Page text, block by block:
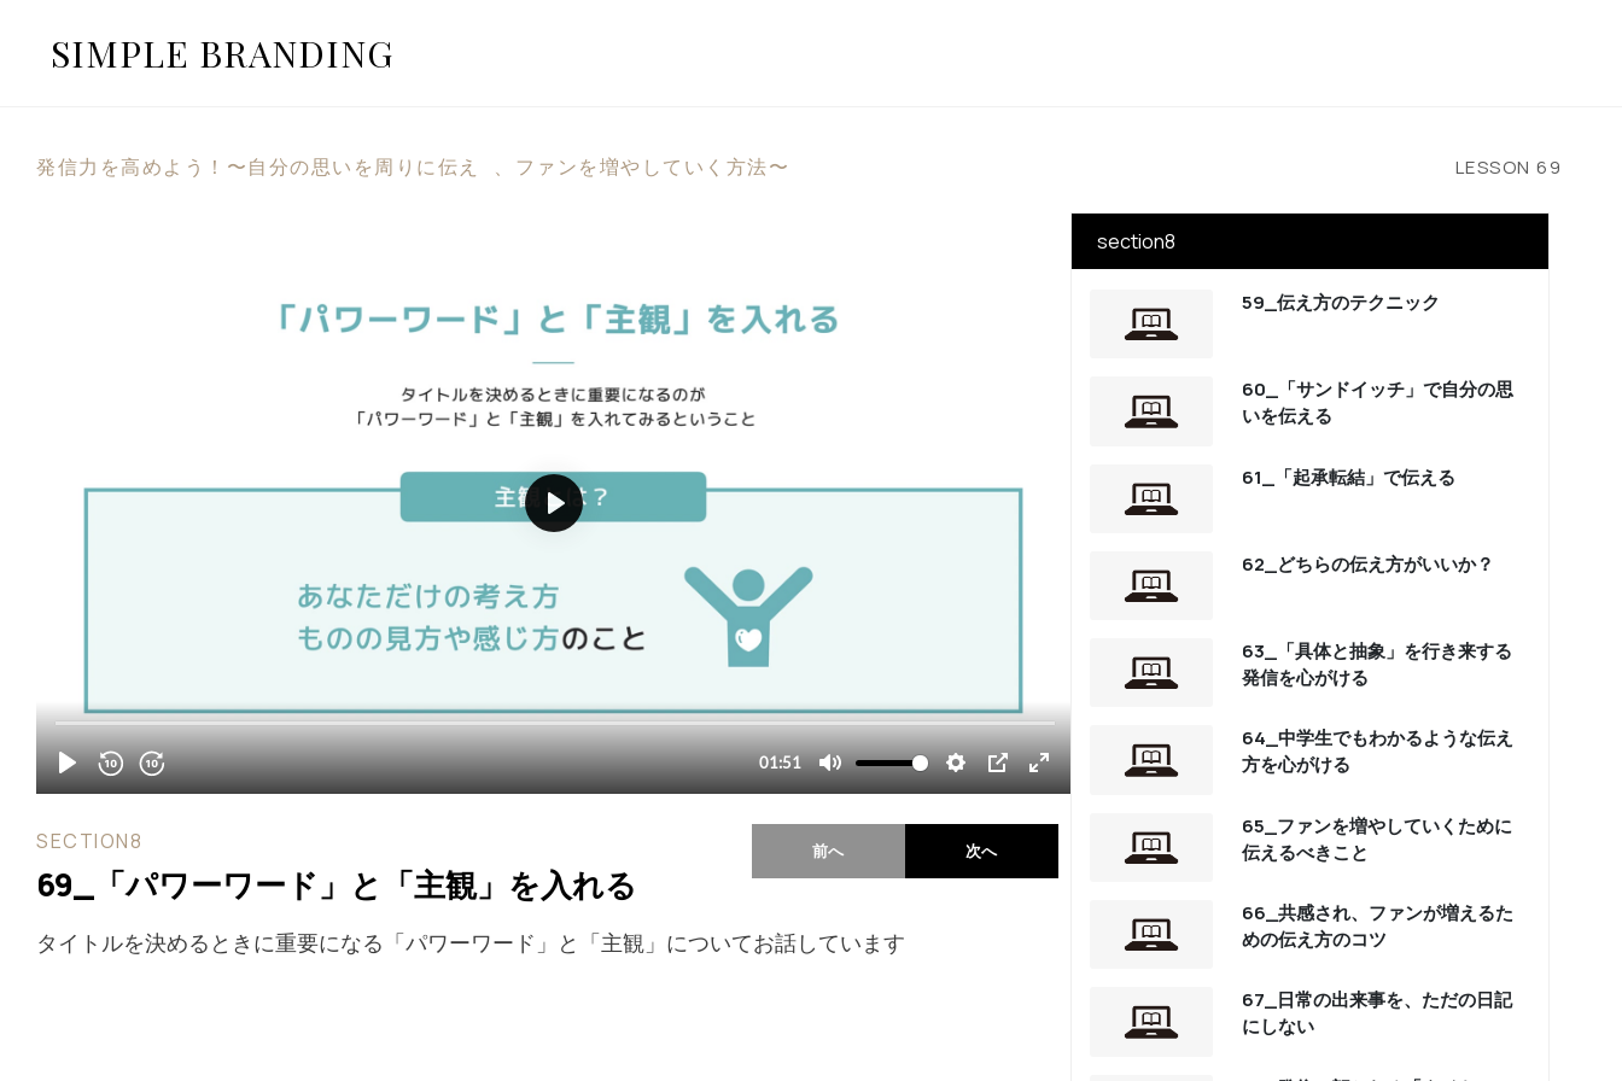
SIMPLE BRANDING
発信力を高めよう！〜自分の思いを周りに伝え 、ファンを増やしていく方法〜 LESSON 69
SECTION8
69_「パワーワード」と「主観」を入れる
前へ 次へ
タイトルを決めるときに重要になる「パワーワード」と「主観」についてお話しています
section8
59_伝え方のテクニック
60_「サンドイッチ」で自分の思
いを伝える
61_「起承転結」で伝える
62_どちらの伝え方がいいか？
63_「具体と抽象」を行き来する
発信を心がける
64_中学生でもわかるような伝え
方を心がける
65_ファンを増やしていくために
伝えるべきこと
66_共感され、ファンが増えるた
めの伝え方のコツ
67_日常の出来事を、ただの日記
にしない